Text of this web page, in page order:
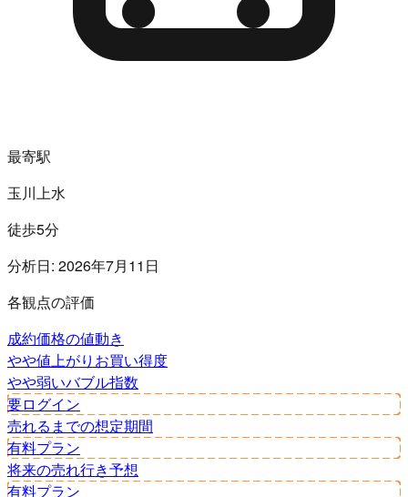
最寄駅
玉川上水
徒歩5分
分析日: 2026年7月11日
各観点の評価
成約価格の値動き
やや値上がり お買い得度
やや弱いバブル指数
要ログイン
売れるまでの想定期間
有料プラン
将来の売れ行き予想
有料プラン